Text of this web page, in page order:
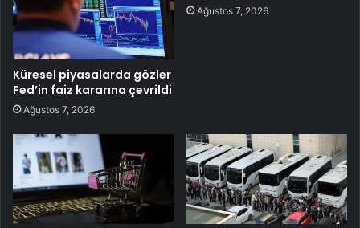
Küresel piyasalarda gözler
Fed’in faiz kararına çevrildi
Ağustos 7, 2026
Ağustos 7, 2026